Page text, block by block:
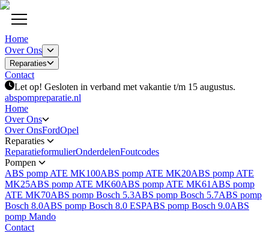
Home
Over Ons
Reparaties
Contact
Let op! Gesloten in verband met vakantie t/m 15 augustus.
abspompreparatie.nl
Home
Over Ons
Over OnsFordOpel
Reparaties
ReparatieformulierOnderdelenFoutcodes
Pompen
ABS pomp ATE MK100ABS pomp ATE MK20ABS pomp ATE
MK25ABS pomp ATE MK60ABS pomp ATE MK61 ABS pomp
ATE MK70ABS pomp Bosch 5.3ABS pomp Bosch 5.7ABS pomp
Bosch 8.0ABS pomp Bosch 8.0 ESPABS pomp Bosch 9.0ABS
pomp Mando
Contact